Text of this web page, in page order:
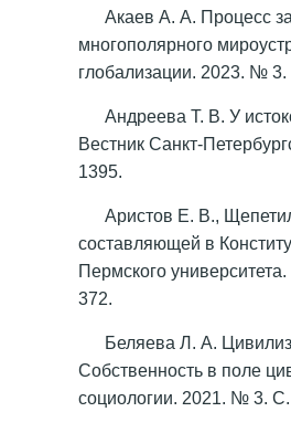
Акаев А. А. Процесс
многополярного
глобализации. 2023. №
Андреева Т. В. У
Вестник Санкт-
1395.
Аристов Е. В.,
составляющей в
Пермского
372.
Беляева Л. А.
Собственность в поле
социологии. 2021. № 3.